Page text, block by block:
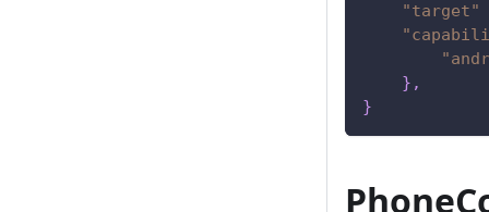
"target"
} ,
}